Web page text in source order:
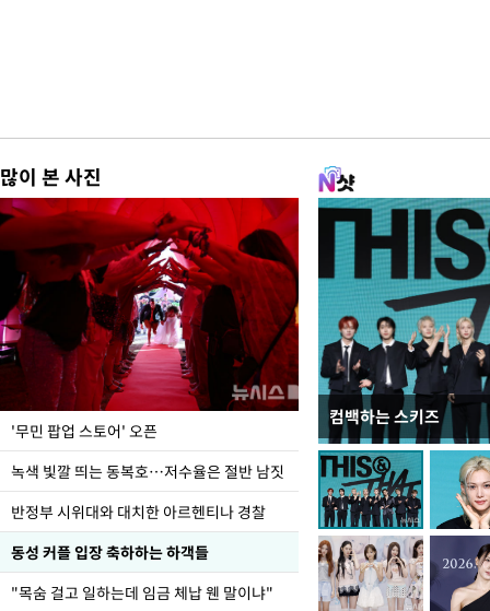
많이 본 사진
'무민 팝업 스토어' 오픈
녹색 빛깔 띄는 동복호…저수율은 절반 남짓
반정부 시위대와 대치한 아르헨티나 경찰
동성 커플 입장 축하하는 하객들
"목숨 걸고 일하는데 임금 체납 웬 말이냐"
컴백하는 스키즈
지석천 뒤덮은 개구리